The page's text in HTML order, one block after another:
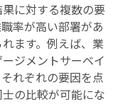
に対する複数の要
率が高い部署があ
ます。例えば、業
ジメントサーベイ
れぞれの要因を点
の比較が可能にな